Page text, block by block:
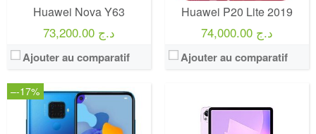
Huawei Nova Y63
73,200.00 د.ج
Ajouter au comparatif
Huawei P20 Lite 2019
74,000.00 د.ج
Ajouter au comparatif
–-17%